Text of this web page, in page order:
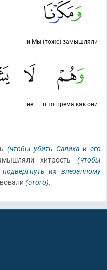
и Мы (тоже) замышляли
в то время как они
не
(чтобы убить Салиха и его
хитрость (чтобы
их внезапному
(этого).